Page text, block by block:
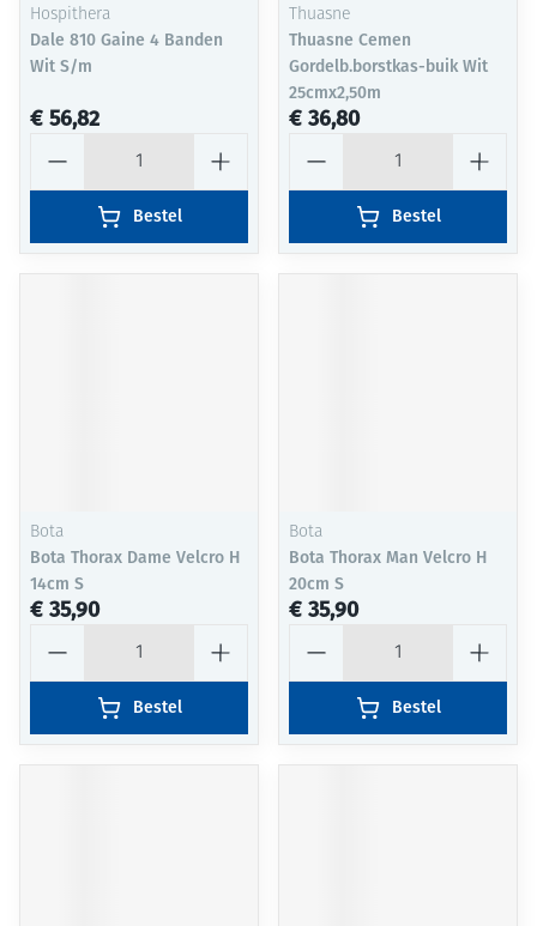
Hospithera
Dale 810 Gaine 4 Banden
Wit S/m
€ 56,82
Bestel
Thuasne
Thuasne Cemen
Gordelb.borstkas-buik Wit
25cmx2,50m
€ 36,80
Bestel
Bota
Bota Thorax Dame Velcro H
14cm S
€ 35,90
Bestel
Bota
Bota Thorax Man Velcro H
20cm S
€ 35,90
Bestel